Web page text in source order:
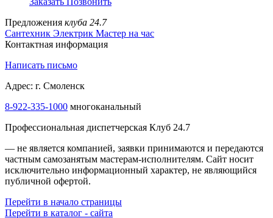
Предложения клуба 24.7
Сантехник Электрик Мастер на час
Контактная информация
Написать письмо
Адрес: г. Смоленск
8-922-335-1000 многоканальный
Профессиональная диспетчерская Клуб 24.7
— не является компанией, заявки принимаются и передаются
частным самозанятым мастерам‑исполнителям. Сайт носит
исключительно информационный характер, не являющийся
публичной офертой.
Перейти в начало страницы
Перейти в каталог - сайта